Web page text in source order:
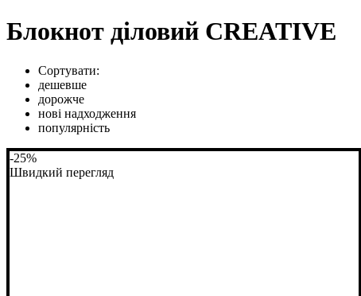
Блокнот діловий CREATIVE
Сортувати:
дешевше
дорожче
нові надходження
популярність
-25%
Швидкий перегляд